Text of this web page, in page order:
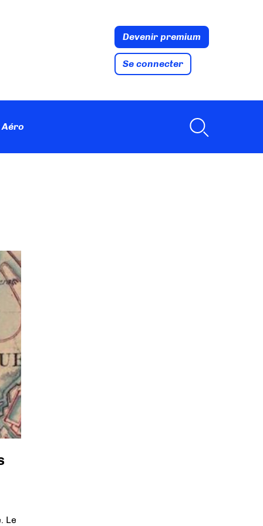
Devenir premium
Se connecter
Le